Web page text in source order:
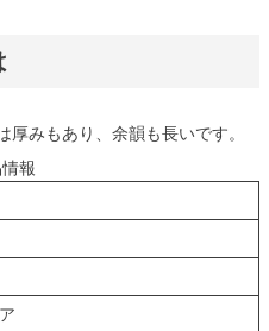
みもあり、余韻も長いです。
報